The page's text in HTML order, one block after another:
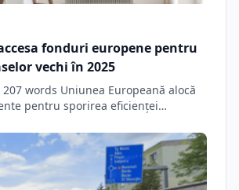
fonduri europene pentru
vechi în 2025
words Uniunea Europeană alocă
pentru sporirea eficienței